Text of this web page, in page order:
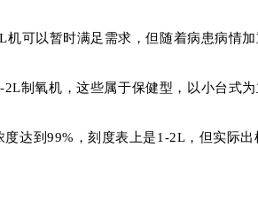
机可以暂时满足需求，但随着病患病情
2L制氧机，这些属于保健型，以小台式
达到99%，刻度表上是1-2L，但实际出